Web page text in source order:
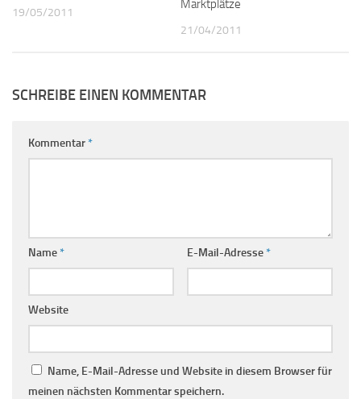
19/05/2011
Marktplätze
21/04/2011
SCHREIBE EINEN KOMMENTAR
Kommentar*
Name* E-Mail-Adresse*
Website
Name, E-Mail-Adresse und Website in diesem Browser für
meinen nächsten Kommentar speichern.